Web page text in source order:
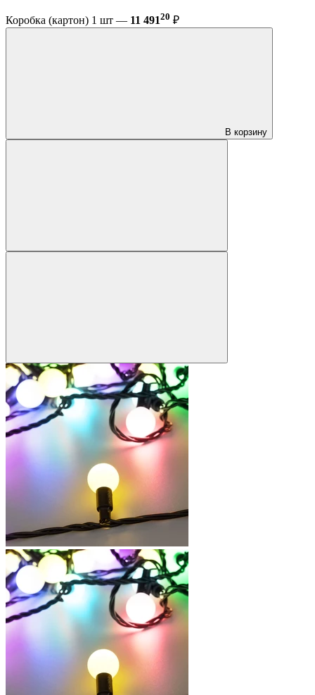
Коробка (картон) 1 шт — 11 49120 ₽
В корзину